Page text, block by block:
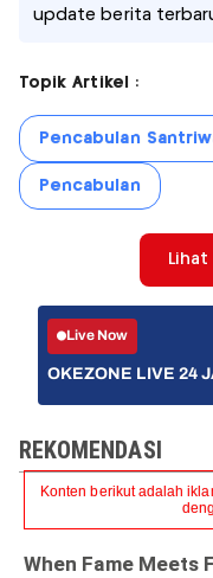
update berita
Topik Artikel :
Pencabulan
Pencabulan
Live Now
OKEZONE LIVE 24